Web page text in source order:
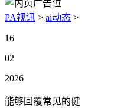
PA视讯 > ai动态 >
16
02
2026
能够回覆常见的健